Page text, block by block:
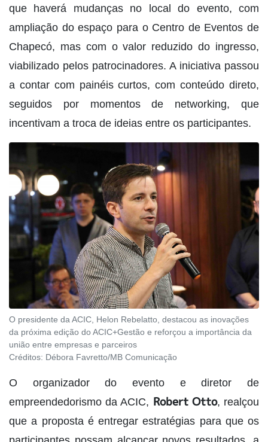
que haverá mudanças no local do evento, com
ampliação do espaço para o Centro de Eventos de
Chapecó, mas com o valor reduzido do ingresso,
viabilizado pelos patrocinadores. A iniciativa passou
a contar com painéis curtos, com conteúdo direto,
seguidos por momentos de networking, que
incentivam a troca de ideias entre os participantes.
O presidente da ACIC, Helon Rebelatto, destacou as inovações
da próxima edição do ACIC+Gestão e reforçou a importância da
união entre empresas e parceiros
Créditos: Débora Favretto/MB Comunicação
O organizador do evento e diretor de
empreendedorismo da ACIC, Robert Otto, realçou
que a proposta é entregar estratégias para que os